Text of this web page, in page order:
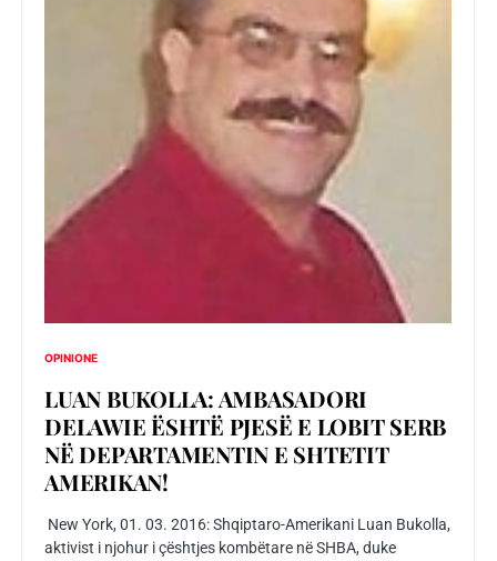
OPINIONE
LUAN BUKOLLA: AMBASADORI
DELAWIE ËSHTË PJESË E LOBIT SERB
NË DEPARTAMENTIN E SHTETIT
AMERIKAN!
New York, 01. 03. 2016: Shqiptaro-Amerikani Luan Bukolla,
aktivist i njohur i çështjes kombëtare në SHBA, duke